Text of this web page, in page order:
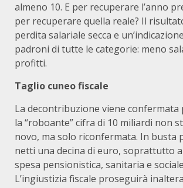
almeno 10. E per recuperare l’anno
per recuperare quella reale? Il
perdita salariale secca e
padroni di tutte le categorie: meno
profitti.
Taglio cuneo fiscale
La decontribuzione viene confermata
la “roboante” cifra di 10 miliardi non
novo, ma solo riconfermata. In busta
netti una decina di euro, soprattutto
spesa pensionistica, sanitaria e
L’ingiustizia fiscale proseguirà